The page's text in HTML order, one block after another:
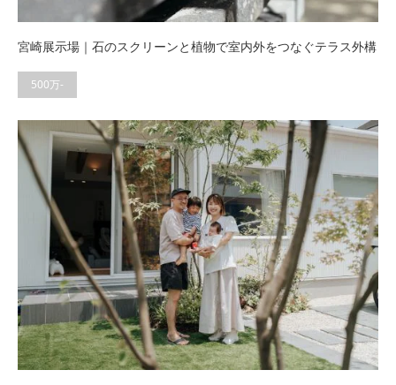
宮崎展示場｜石のスクリーンと植物で室内外をつなぐテラス外構
500万-